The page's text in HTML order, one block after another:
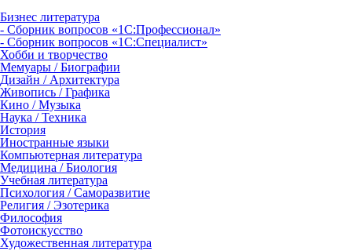
Бизнес литература
- Сборник вопросов «1С:Профессионал»
- Сборник вопросов «1С:Специалист»
Хобби и творчество
Мемуары / Биографии
Дизайн / Архитектура
Живопись / Графика
Кино / Музыка
Наука / Техника
История
Иностранные языки
Компьютерная литература
Медицина / Биология
Учебная литература
Психология / Саморазвитие
Религия / Эзотерика
Философия
Фотоискусство
Художественная литература